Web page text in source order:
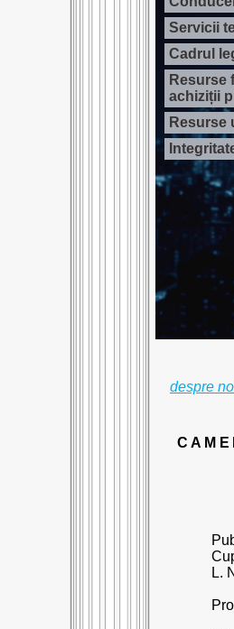
Servicii
Cadrul
Resurse
achiziții
Resurse
despre
L.